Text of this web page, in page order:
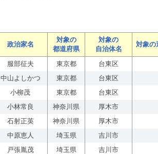
政治家名
対象の
都道府県
対象の
自治体名
対象の
服部征夫 東京都 台東区
中山よしかつ 東京都 台東区
小柳茂 東京都 台東区
小林常良 神奈川県 厚木市
石射正英 神奈川県 厚木市
中原恵人 埼玉県 吉川市
戸張胤茂 埼玉県 吉川市